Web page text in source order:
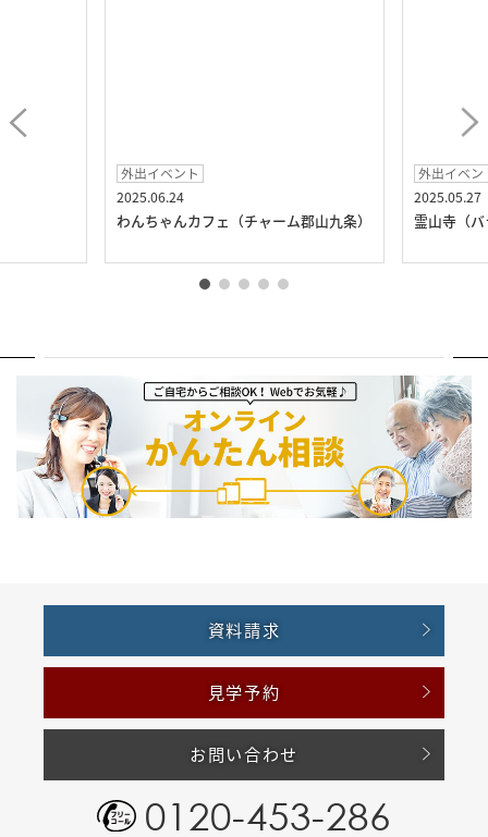
外出イベント
2025.06.24
わんちゃんカフェ（チャーム郡山九条）
外出イベン
2025.05.27
霊山寺（
資料請求
見学予約
お問い合わせ
0120-453-286